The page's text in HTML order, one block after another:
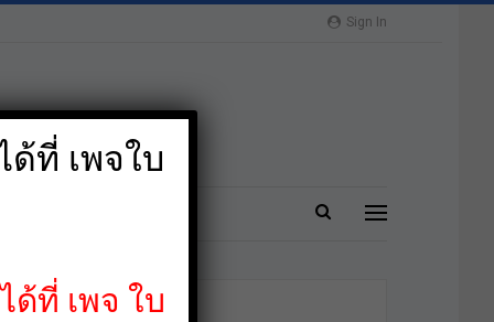
Sign In
ป้ายกำกับ
ที่ เพจใบ
ที่ เพจ ใบ